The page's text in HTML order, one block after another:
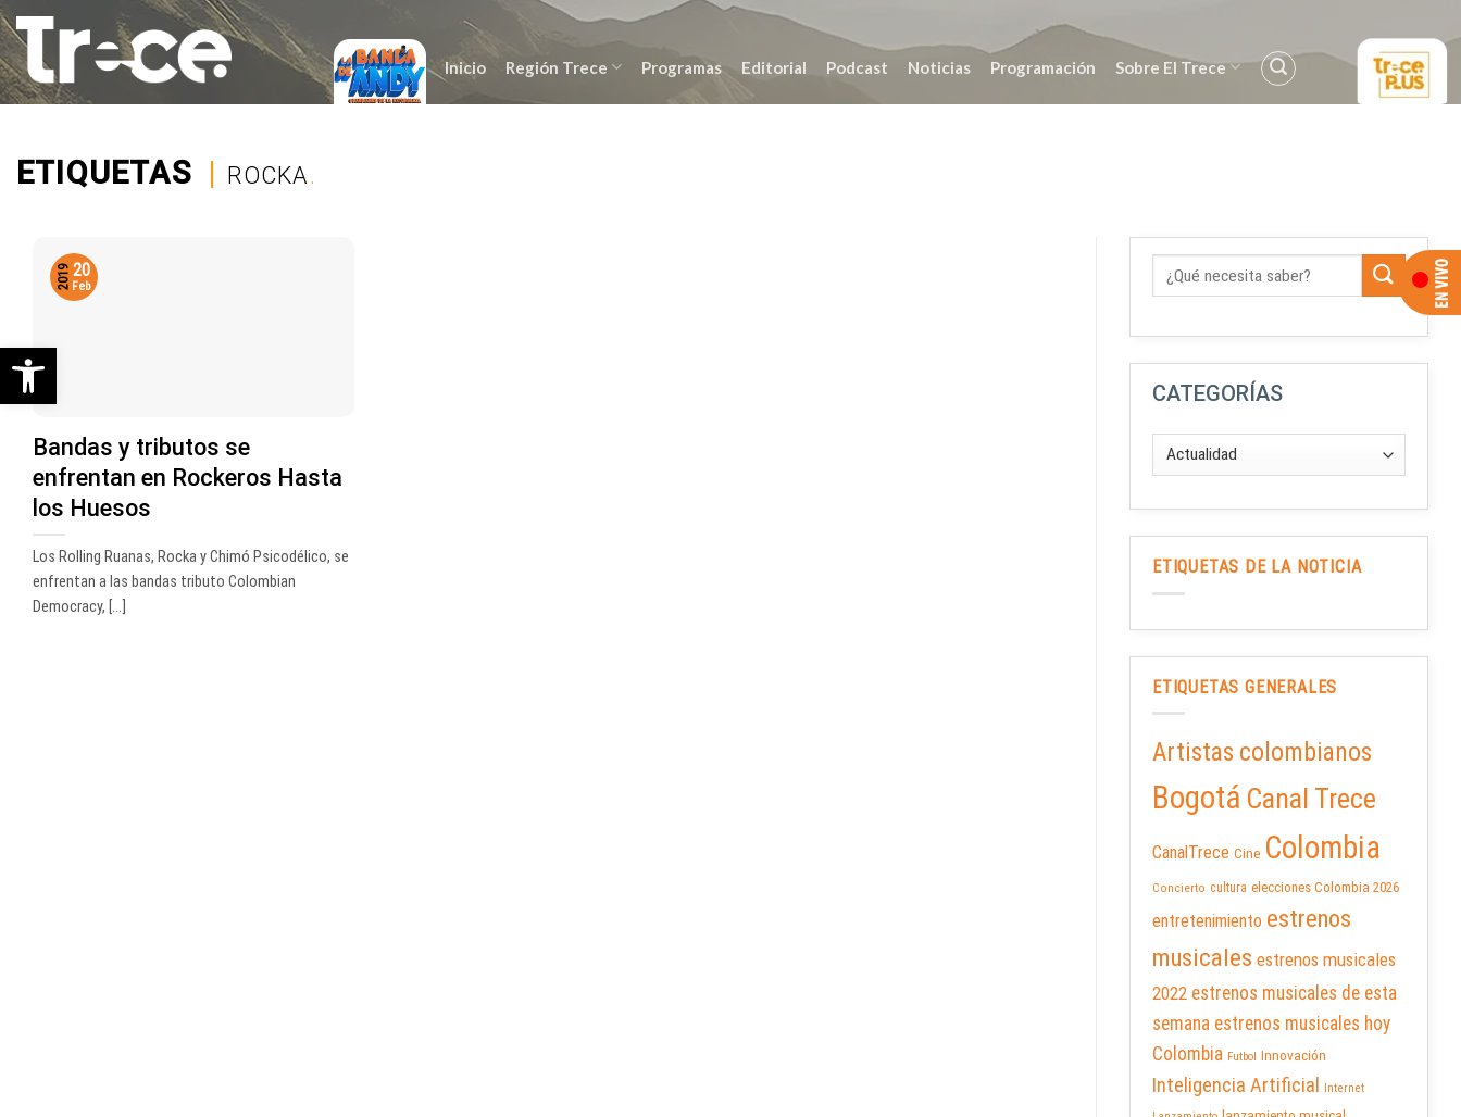
Saltar
al
contenido
Inicio Región Trece Programas Editorial Podcast Noticias Programación Sobre El Trece
ETIQUETAS | ROCKA.
Bandas y tributos se
enfrentan en Rockeros Hasta
los Huesos
Los Rolling Ruanas, Rocka y Chimó Psicodélico, se
enfrentan a las bandas tributo Colombian
Democracy, [...]
20
Feb
2019
CATEGORÍAS
ETIQUETAS DE LA NOTICIA
ETIQUETAS GENERALES
Artistas colombianos
Bogotá Canal Trece
CanalTrece Cine Colombia
Concierto cultura elecciones Colombia 2026
entretenimiento estrenos
musicales estrenos musicales
2022 estrenos musicales de esta
semana estrenos musicales hoy
Colombia Futbol Innovación
Inteligencia Artificial
Internet
Abrir barra de herramientas